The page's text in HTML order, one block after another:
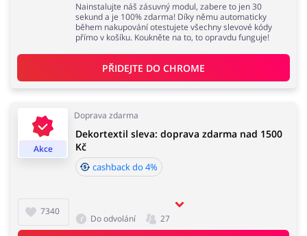
Akce
Doprava zdarma
7340
Dekortextil sleva: doprava zdarma nad 1500
Kč
cashback do 4%
Do odvolání 27
Nainstalujte náš zásuvný modul, zabere to jen 30
sekund a je 100% zdarma! Díky němu automaticky
během nakupování otestujete všechny slevové kódy
přímo v košíku. Koukněte na to, to opravdu funguje!
PŘIDEJTE DO CHROME